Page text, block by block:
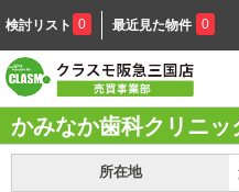
検討リスト 0 最近見た物件 0
かみなか歯科クリニッ
所在地